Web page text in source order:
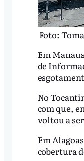
Foto:
Em
de
No
com que,
voltou a
Em
cobertura